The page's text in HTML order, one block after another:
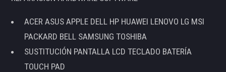
ACER ASUS APPLE DELL HP HUAWEI LENOVO LG MSI
PACKARD BELL SAMSUNG TOSHIBA
SUSTITUCIÓN PANTALLA LCD TECLADO BATERÍA
TOUCH PAD